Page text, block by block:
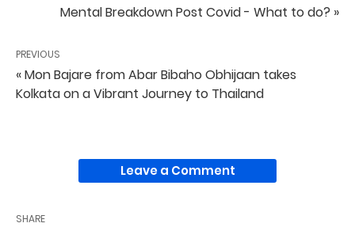
Mental Breakdown Post Covid - What to do? »
PREVIOUS
« Mon Bajare from Abar Bibaho Obhijaan takes
Kolkata on a Vibrant Journey to Thailand
Leave a Comment
SHARE